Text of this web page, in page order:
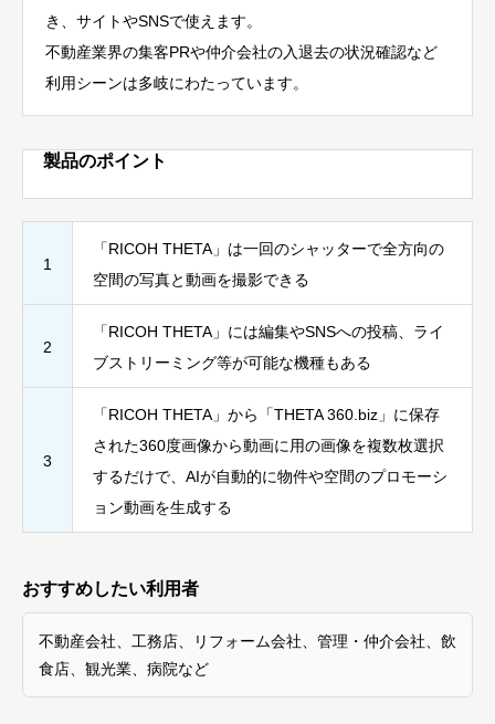
き、サイトやSNSで使えます。
不動産業界の集客PRや仲介会社の入退去の状況確認など
利用シーンは多岐にわたっています。
製品のポイント
1
「RICOH THETA」は一回のシャッターで全方向の
空間の写真と動画を撮影できる
2
「RICOH THETA」には編集やSNSへの投稿、ライ
ブストリーミング等が可能な機種もある
3
「RICOH THETA」から「THETA 360.biz」に保存
された360度画像から動画に用の画像を複数枚選択
するだけで、AIが自動的に物件や空間のプロモーシ
ョン動画を生成する
おすすめしたい利用者
不動産会社、工務店、リフォーム会社、管理・仲介会社、飲
食店、観光業、病院など